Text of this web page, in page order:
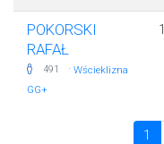
POKORSKI
RAFAŁ
491 · Wścieklizna
GG+
1